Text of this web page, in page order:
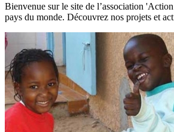
Bienvenue sur le site de l’association
pays du monde. Découvrez nos projets et